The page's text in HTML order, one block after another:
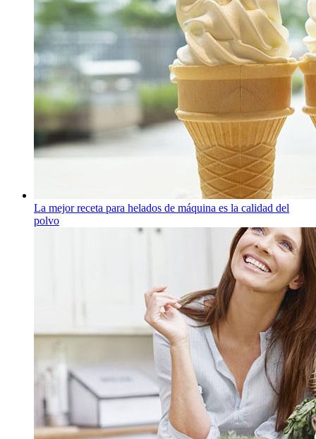
La mejor receta para helados de máquina es la calidad del
polvo